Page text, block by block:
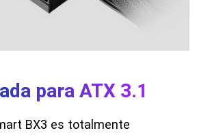
para ATX 3.1
BX3 es totalmente